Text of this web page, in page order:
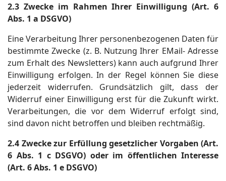
2.3 Zwecke im Rahmen Ihrer Einwilligung (Art. 6
Abs. 1 a DSGVO)
Eine Verarbeitung Ihrer personenbezogenen Daten für
bestimmte Zwecke (z. B. Nutzung Ihrer EMail- Adresse
zum Erhalt des Newsletters) kann auch aufgrund Ihrer
Einwilligung erfolgen. In der Regel können Sie diese
jederzeit widerrufen. Grundsätzlich gilt, dass der
Widerruf einer Einwilligung erst für die Zukunft wirkt.
Verarbeitungen, die vor dem Widerruf erfolgt sind,
sind davon nicht betroffen und bleiben rechtmäßig.
2.4 Zwecke zur Erfüllung gesetzlicher Vorgaben (Art.
6 Abs. 1 c DSGVO) oder im öffentlichen Interesse
(Art. 6 Abs. 1 e DSGVO)